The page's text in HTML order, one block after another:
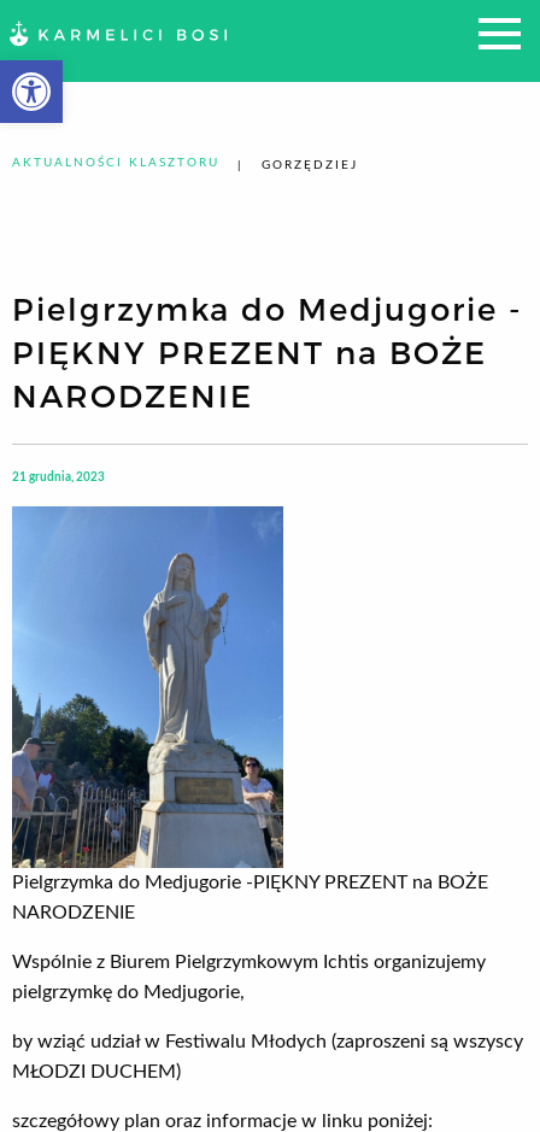
Otwórz pasek narzędzi
AKTUALNOŚCI KLASZTORU GORZĘDZIEJ
Pielgrzymka do Medjugorie -
PIĘKNY PREZENT na BOŻE
NARODZENIE
21 grudnia, 2023
Pielgrzymka do Medjugorie -PIĘKNY PREZENT na BOŻE
NARODZENIE
Wspólnie z Biurem Pielgrzymkowym Ichtis organizujemy
pielgrzymkę do Medjugorie,
by wziąć udział w Festiwalu Młodych (zaproszeni są wszyscy
MŁODZI DUCHEM)
szczegółowy plan oraz informacje w linku poniżej: